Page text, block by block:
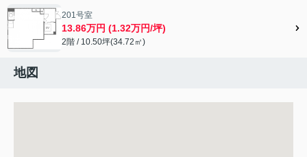
201号室
13.86万円 (1.32万円/坪)
2階 / 10.50坪(34.72㎡)
地図